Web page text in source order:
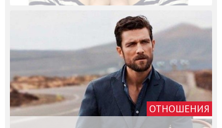
ОТНОШЕНИЯ